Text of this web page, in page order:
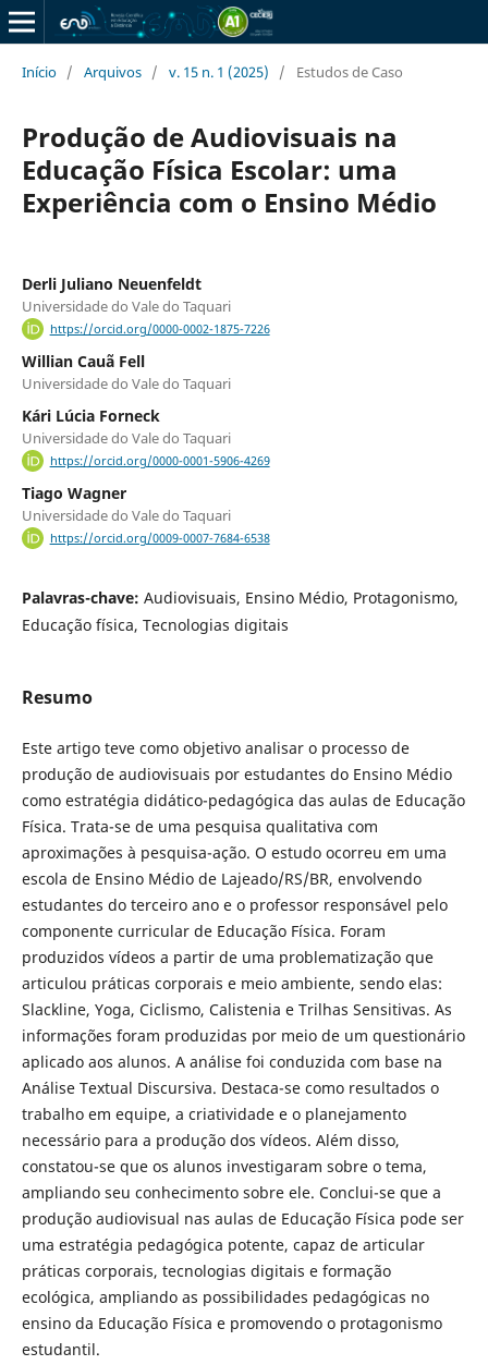
Início / Arquivos / v. 15 n. 1 (2025) / Estudos de Caso
Produção de Audiovisuais na
Educação Física Escolar: uma
Experiência com o Ensino Médio
Derli Juliano Neuenfeldt
Universidade do Vale do Taquari
https://orcid.org/0000-0002-1875-7226
Willian Cauã Fell
Universidade do Vale do Taquari
Kári Lúcia Forneck
Universidade do Vale do Taquari
https://orcid.org/0000-0001-5906-4269
Tiago Wagner
Universidade do Vale do Taquari
https://orcid.org/0009-0007-7684-6538
Palavras-chave: Audiovisuais, Ensino Médio, Protagonismo,
Educação física, Tecnologias digitais
Resumo
Este artigo teve como objetivo analisar o processo de
produção de audiovisuais por estudantes do Ensino Médio
como estratégia didático-pedagógica das aulas de Educação
Física. Trata-se de uma pesquisa qualitativa com
aproximações à pesquisa-ação. O estudo ocorreu em uma
escola de Ensino Médio de Lajeado/RS/BR, envolvendo
estudantes do terceiro ano e o professor responsável pelo
componente curricular de Educação Física. Foram
produzidos vídeos a partir de uma problematização que
articulou práticas corporais e meio ambiente, sendo elas:
Slackline, Yoga, Ciclismo, Calistenia e Trilhas Sensitivas. As
informações foram produzidas por meio de um questionário
aplicado aos alunos. A análise foi conduzida com base na
Análise Textual Discursiva. Destaca-se como resultados o
trabalho em equipe, a criatividade e o planejamento
necessário para a produção dos vídeos. Além disso,
constatou-se que os alunos investigaram sobre o tema,
ampliando seu conhecimento sobre ele. Conclui-se que a
produção audiovisual nas aulas de Educação Física pode ser
uma estratégia pedagógica potente, capaz de articular
práticas corporais, tecnologias digitais e formação
ecológica, ampliando as possibilidades pedagógicas no
ensino da Educação Física e promovendo o protagonismo
estudantil.